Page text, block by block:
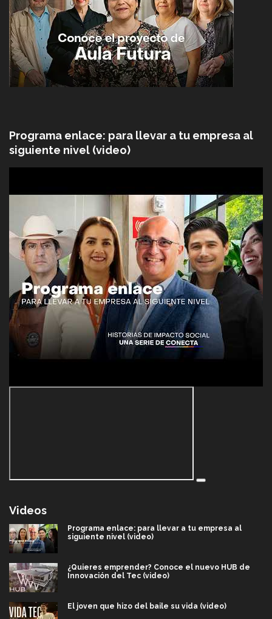
Programa enlace: para llevar a tu empresa al
siguiente nivel (video)
Videos
Programa enlace: para llevar a tu empresa al
siguiente nivel (video)
¿Quieres emprender? Conoce el nuevo HUB de
Innovación del Tec (video)
El joven que hizo del baile su vida (video)